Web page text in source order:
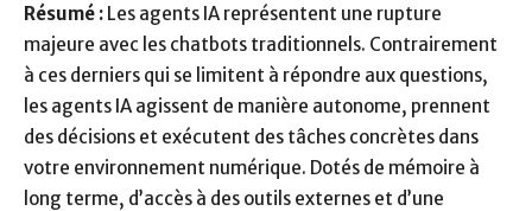
Résumé : Les agents IA représentent une rupture
majeure avec les chatbots traditionnels. Contrairement
à ces derniers qui se limitent à répondre aux questions,
les agents IA agissent de manière autonome, prennent
des décisions et exécutent des tâches concrètes dans
votre environnement numérique. Dotés de mémoire à
long terme, d’accès à des outils externes et d’une